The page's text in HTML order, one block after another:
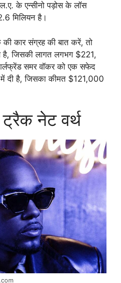
के एन्सीनो पड़ोस के लॉस
मिलियन है।
कार संग्रह की बात करें, तो
है, जिसकी लागत लगभग $221,
समर वॉकर को एक सफेद
में दी है, जिसका कीमत $121,000
नेट वर्थ